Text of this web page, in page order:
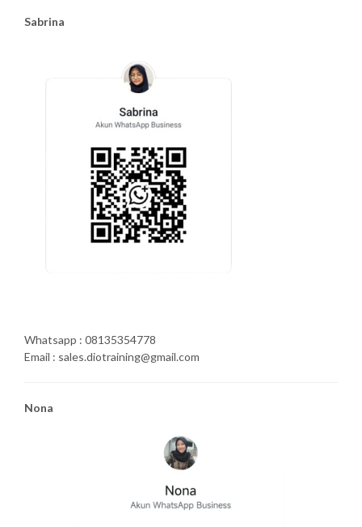
Sabrina
Whatsapp : 08135354778
Email : sales.diotraining@gmail.com
Nona